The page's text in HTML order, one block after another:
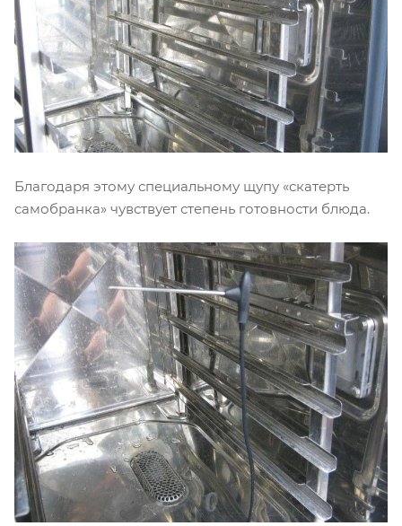
Благодаря этому специальному щупу «скатерть
самобранка» чувствует степень готовности блюда.